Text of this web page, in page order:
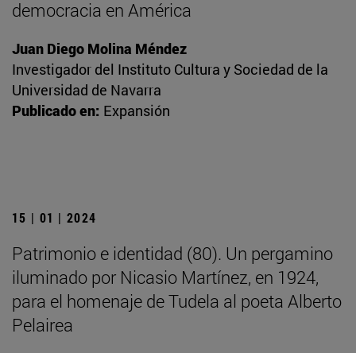
democracia en América
Juan Diego Molina Méndez
Investigador del Instituto Cultura y Sociedad de la
Universidad de Navarra
Publicado en: Expansión
15 | 01 | 2024
Patrimonio e identidad (80). Un pergamino
iluminado por Nicasio Martínez, en 1924,
para el homenaje de Tudela al poeta Alberto
Pelairea